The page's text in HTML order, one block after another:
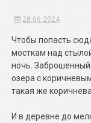
28.06.2024
Чтобы попасть
мосткам над
ночь. Заброшенный
озера с
такая же
И в деревне до